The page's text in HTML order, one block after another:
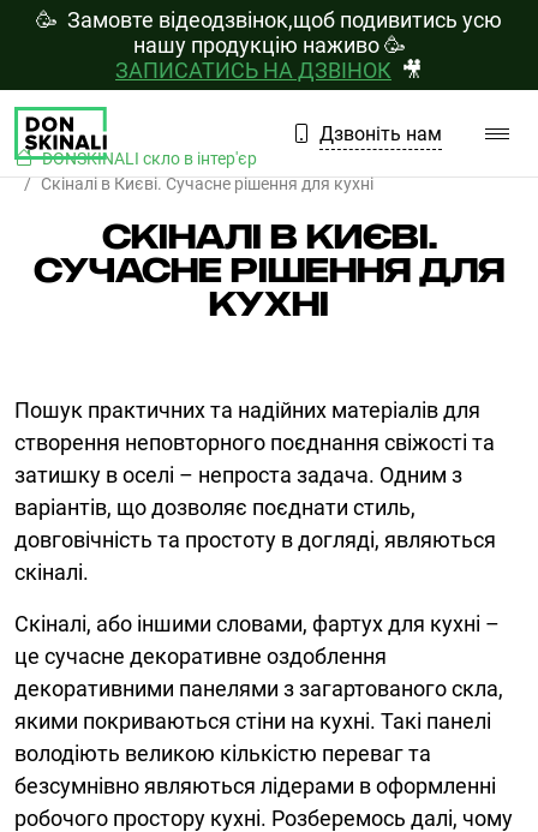
🥳 Замовте відеодзвінок,щоб подивитись усю
нашу продукцію наживо 🥳
ЗАПИСАТИСЬ НА ДЗВІНОК 🎥
Дзвоніть нам
DONSKINALI скло в інтер'єр
Скіналі в Києві. Сучасне рішення для кухні
СКІНАЛІ В КИЄВІ.
СУЧАСНЕ РІШЕННЯ ДЛЯ
КУХНІ
Пошук практичних та надійних матеріалів для
створення неповторного поєднання свіжості та
затишку в оселі – непроста задача. Одним з
варіантів, що дозволяє поєднати стиль,
довговічність та простоту в догляді, являються
скіналі.
Скіналі, або іншими словами, фартух для кухні –
це сучасне декоративне оздоблення
декоративними панелями з загартованого скла,
якими покриваються стіни на кухні. Такі панелі
володіють великою кількістю переваг та
безсумнівно являються лідерами в оформленні
робочого простору кухні. Розберемось далі, чому